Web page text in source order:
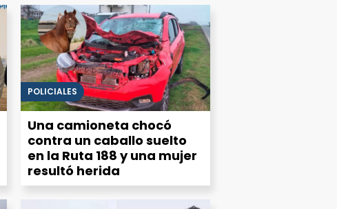
POLICIALES
Una camioneta chocó
contra un caballo suelto
en la Ruta 188 y una mujer
resultó herida